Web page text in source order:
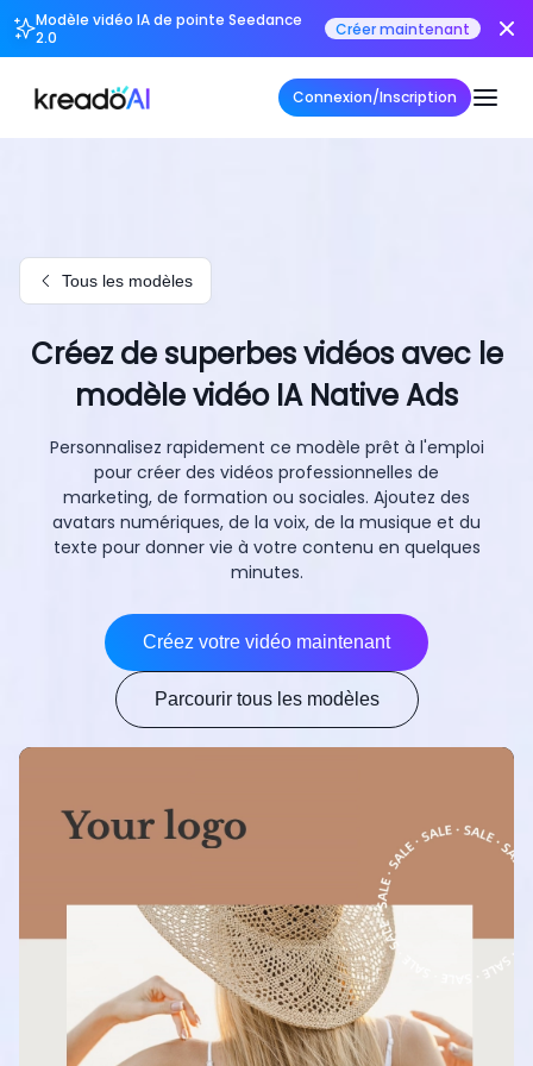
Modèle vidéo IA de pointe Seedance
2.0
Créer maintenant
Connexion/Inscription
Tous les modèles
Créez de superbes vidéos avec le
modèle vidéo IA Native Ads
Personnalisez rapidement ce modèle prêt à l'emploi
pour créer des vidéos professionnelles de
marketing, de formation ou sociales. Ajoutez des
avatars numériques, de la voix, de la musique et du
texte pour donner vie à votre contenu en quelques
minutes.
Créez votre vidéo maintenant
Parcourir tous les modèles